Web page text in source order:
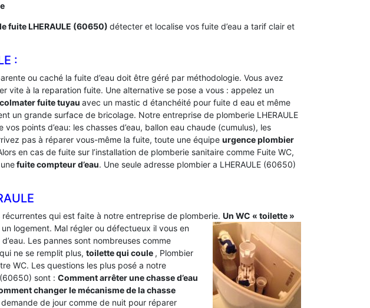
fuite LHERAULE (60650) détecter et localise vos fuite d’eau a tarif clair et
:
ou caché la fuite d’eau doit être géré par méthodologie. Vous avez
vite à la reparation fuite. Une alternative se pose a vous : appelez un
colmater fuite tuyau avec un mastic d étanchéité pour fuite d eau et même
un grande surface de bricolage. Notre entreprise de plomberie LHERAULE
points d’eau: les chasses d’eau, ballon eau chaude (cumulus), les
pas à réparer vous-même la fuite, toute une équipe urgence plombier
en cas de fuite sur l’installation de plomberie sanitaire comme Fuite WC,
fuite compteur d’eau. Une seule adresse plombier a LHERAULE (60650)
qui est faite à notre entreprise de plomberie. Un WC « toilette »
logement. Mal régler ou défectueux il vous en
Les pannes sont nombreuses comme
ne se remplit plus, toilette qui coule , Plombier
WC. Les questions les plus posé a notre
sont : Comment arrêter une chasse d’eau
changer le mécanisme de la chasse
de jour comme de nuit pour réparer